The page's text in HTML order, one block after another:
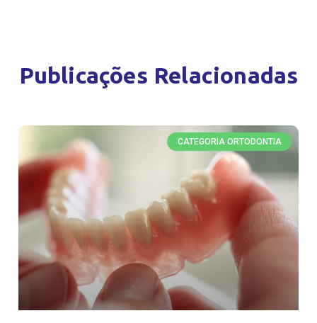
Publicações Relacionadas
CATEGORIA ORTODONTIA